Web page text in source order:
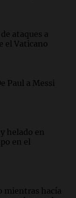
ataques a
el Vaticano
Paul a Messi
helado en
en el
mientras hacía